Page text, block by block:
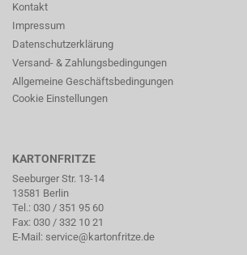
Kontakt
Impressum
Datenschutzerklärung
Versand- & Zahlungsbedingungen
Allgemeine Geschäftsbedingungen
Cookie Einstellungen
KARTONFRITZE
Seeburger Str. 13-14
13581 Berlin
Tel.: 030 / 351 95 60
Fax: 030 / 332 10 21
E-Mail: service@kartonfritze.de